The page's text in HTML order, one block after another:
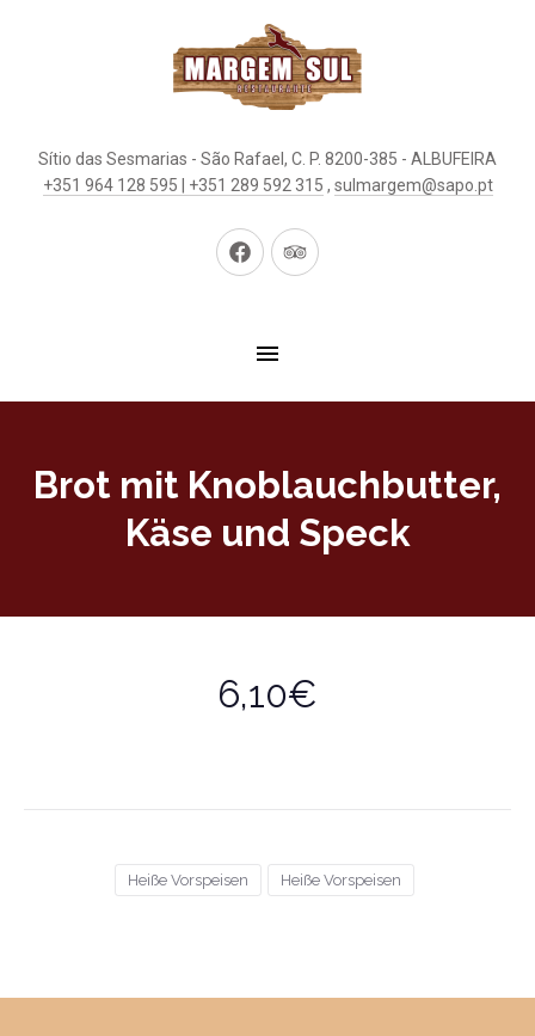
Sítio das Sesmarias - São Rafael, C. P. 8200-385 - ALBUFEIRA
+351 964 128 595 | +351 289 592 315 , sulmargem@sapo.pt
Neues Neues
Brot mit Knoblauchbutter,
Käse und Speck
6,10€
Heiße Vorspeisen Heiße Vorspeisen